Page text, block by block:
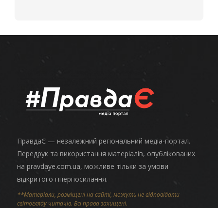
ПравдаЄ — незалежний регіональний медіа-портал.
Передрук та використання матеріалів, опублікованих
на pravdaye.com.ua, можливе тільки за умови
відкритого гіперпосилання.
**Матеріали, розміщені на сайті, можуть не відповідати
світогляду читачів. Всі права захищені.